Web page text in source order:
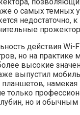
о самых темных
недостаточно,
действия Wi-
но на практике
высокие
выпустил
намекая
только
но и